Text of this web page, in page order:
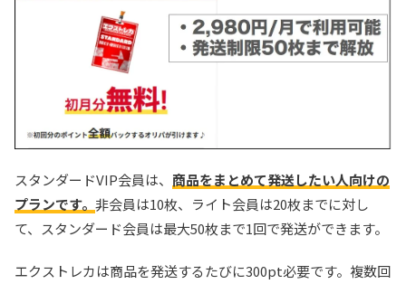
スタンダードVIP会員は、 商品をまとめて発送したい人向けの
プランです。 非会員は10枚、ライト会員は20枚までに対し
て、スタンダード会員は最大50枚まで1回で発送ができます。
エクストレカは商品を発送するたびに300pt必要です。複数回